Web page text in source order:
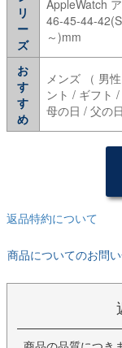
リ
ー
ズ
AppleWatch
46-45-44-
～)mm
お
す
す
め
メンズ （ 男
ント / ギフト
母の日 / 父の
返品特約について
商品についてのお問